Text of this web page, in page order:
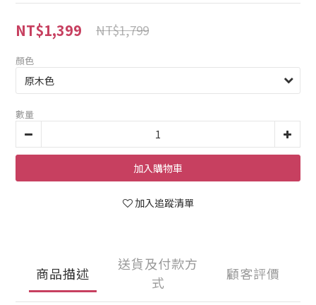
NT$1,399 NT$1,799
顏色
數量
加入購物車
加入追蹤清單
商品描述
送貨及付款方
式
顧客評價